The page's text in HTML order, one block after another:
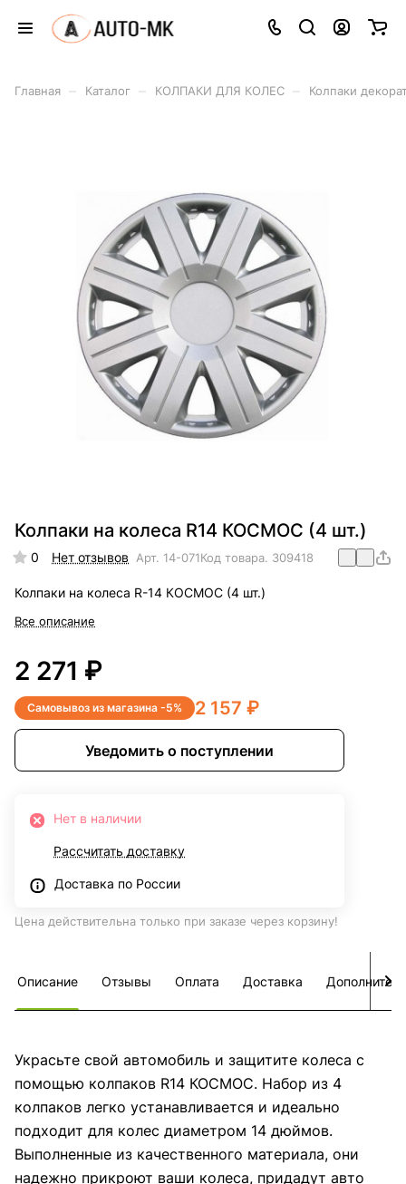
Главная Каталог КОЛПАКИ ДЛЯ КОЛЕС Колпаки
Колпаки на колеса R14 КОСМОС (4 шт.)
0 Нет отзывов Арт. 14-071Код товара. 309418
Колпаки на колеса R-14 КОСМОС (4 шт.)
Все описание
2 271 ₽
Самовывоз из магазина -5% 2 157 ₽
Уведомить о поступлении
Нет в наличии
Рассчитать доставку
Доставка по России
Цена действительна только при заказе через корзину!
Описание Отзывы Оплата Доставка
Украсьте свой автомобиль и защитите колеса с
помощью колпаков R14 КОСМОС. Набор из 4
колпаков легко устанавливается и идеально
подходит для колес диаметром 14 дюймов.
Выполненные из качественного материала, они
надежно прикроют ваши колеса, придадут авто